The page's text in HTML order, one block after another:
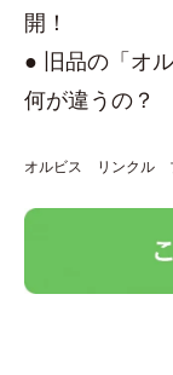
開！
● 旧品の「オ
何が違うの？
オルビス リンクル